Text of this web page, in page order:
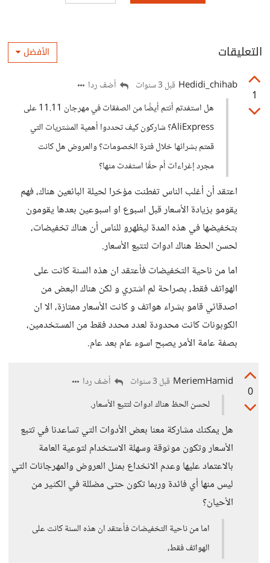
التعليقات الأفضل
1
Hedidi_chihab قبل 3 سنوات
أضف ردا
هل استفدتم أنتم أيضًا من الصفقات في مهرجان 11.11 على
AliExpress؟ شاركون كيف تحددوا أهمية المشتريات التي
قمتم بشرائها خلال فترة الخصومات؟ والعروض هل كانت
مجرد إغراءات أم حقًا استفدت منها؟
اعتقد أن أغلب الناس تفطنت مؤخرا لحيلة البائعين هناك، فهم
يقومو بزيادة الأسعار قبل اسبوع او اسبوعين بعدها يقومون
بتخفيضها في هذه المدة ليظهرو للناس أن هناك تخفيضات،
لحسن الحظ هناك ادوات لتتبع الأسعار.
اما من ناحية التخفيضات فأعتقد ان هذه السنة كانت على
الهواتف فقط، بصراحة لم اشتري و لكن هناك البعض من
اصدقائي قامو بشراء هواتف و كانت الأسعار ممتازة، الا ان
الكوبونات كانت محدودة لعدد محدد فقط من المستخدمين،
بصفة عامة الأمر يصبح اسوء عام بعد عام.
0
MeriemHamid قبل 3 سنوات
أضف ردا
لحسن الحظ هناك ادوات لتتبع الأسعار.
هل يمكنك مشاركة معنا بعض الأدوات التي تساعدنا في تتبع
الأسعار وتكون موثوقة وسهلة الاستخدام لتوعية العامة
بالاعتماد عليها وعدم الانخداع بمثل العروض والمهرجانات التي
ليس منها أي فائدة وربما تكون حتى مضللة في الكثير من
الأحيان؟
اما من ناحية التخفيضات فأعتقد ان هذه السنة كانت على
الهواتف فقط،